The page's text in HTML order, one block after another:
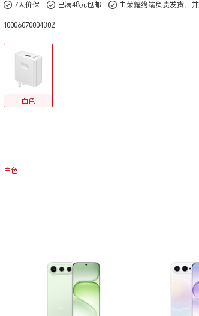
7天价保 已满48元包邮 由荣耀终端负责发货，
10006070004302
白色
白色